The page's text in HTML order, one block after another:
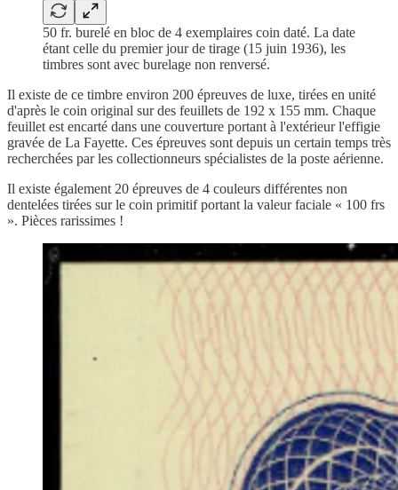
50 fr. burelé en bloc de 4 exemplaires coin daté. La date
étant celle du premier jour de tirage (15 juin 1936), les
timbres sont avec burelage non renversé.
Il existe de ce timbre environ 200 épreuves de luxe, tirées en unité
d'après le coin original sur des feuillets de 192 x 155 mm. Chaque
feuillet est encarté dans une couverture portant à l'extérieur l'effigie
gravée de La Fayette. Ces épreuves sont depuis un certain temps très
recherchées par les collectionneurs spécialistes de la poste aérienne.
Il existe également 20 épreuves de 4 couleurs différentes non
dentelées tirées sur le coin primitif portant la valeur faciale « 100 frs
». Pièces rarissimes !